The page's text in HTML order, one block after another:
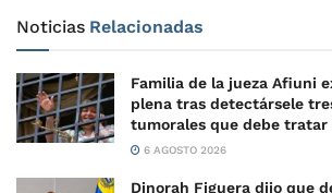
Noticias Relacionadas
Familia de la jueza Afiuni
plena tras detectársele
tumorales que debe tratar
6 AGOSTO 2026
Dinorah Figuera dijo que